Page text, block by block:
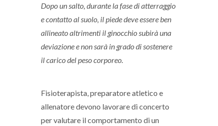
Dopo un salto, durante la fase di atterraggio
e contatto al suolo, il piede deve essere ben
allineato altrimenti il ginocchio subirà una
deviazione e non sarà in grado di sostenere
il carico del peso corporeo.
Fisioterapista, preparatore atletico e
allenatore devono lavorare di concerto
per valutare il comportamento di un